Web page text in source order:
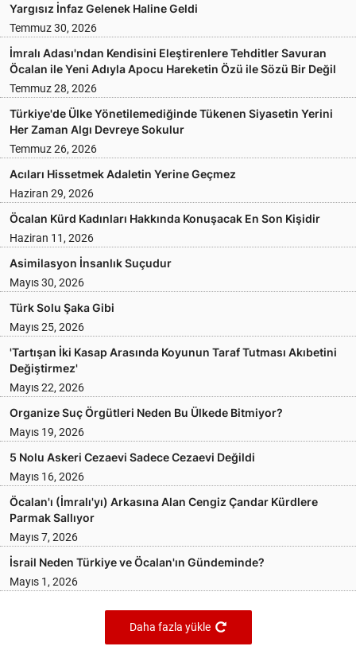
Yargısız İnfaz Gelenek Haline Geldi
Temmuz 30, 2026
İmralı Adası'ndan Kendisini Eleştirenlere Tehditler Savuran
Öcalan ile Yeni Adıyla Apocu Hareketin Özü ile Sözü Bir Değil
Temmuz 28, 2026
Türkiye'de Ülke Yönetilemediğinde Tükenen Siyasetin Yerini
Her Zaman Algı Devreye Sokulur
Temmuz 26, 2026
Acıları Hissetmek Adaletin Yerine Geçmez
Haziran 29, 2026
Öcalan Kürd Kadınları Hakkında Konuşacak En Son Kişidir
Haziran 11, 2026
Asimilasyon İnsanlık Suçudur
Mayıs 30, 2026
Türk Solu Şaka Gibi
Mayıs 25, 2026
'Tartışan İki Kasap Arasında Koyunun Taraf Tutması Akıbetini
Değiştirmez'
Mayıs 22, 2026
Organize Suç Örgütleri Neden Bu Ülkede Bitmiyor?
Mayıs 19, 2026
5 Nolu Askeri Cezaevi Sadece Cezaevi Değildi
Mayıs 16, 2026
Öcalan'ı (İmralı'yı) Arkasına Alan Cengiz Çandar Kürdlere
Parmak Sallıyor
Mayıs 7, 2026
İsrail Neden Türkiye ve Öcalan'ın Gündeminde?
Mayıs 1, 2026
Daha fazla yükle